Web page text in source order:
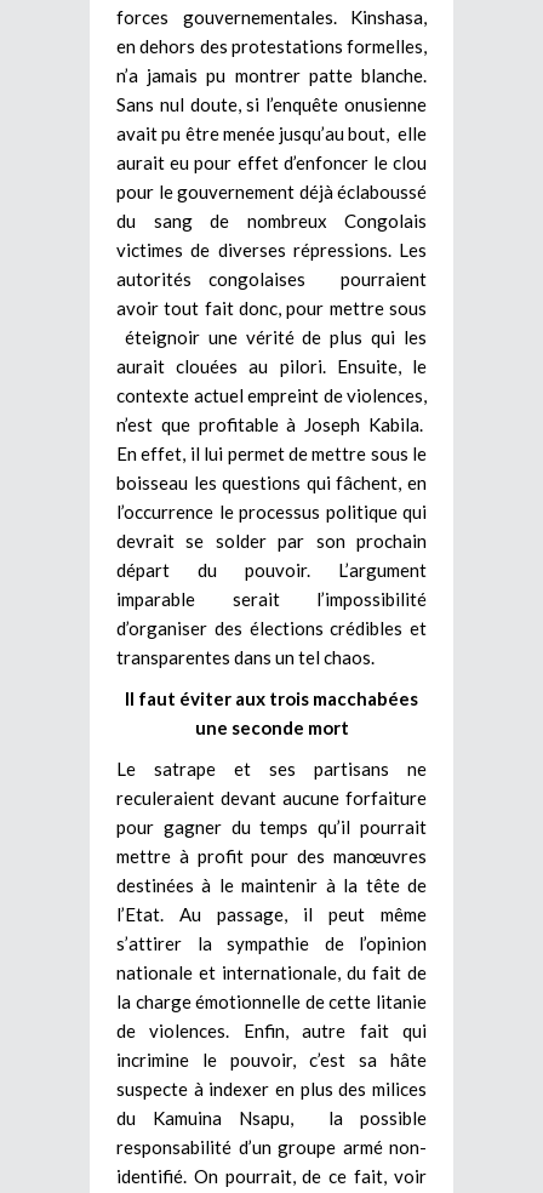
forces gouvernementales. Kinshasa,
en dehors des protestations formelles,
n’a jamais pu montrer patte blanche.
Sans nul doute, si l’enquête onusienne
avait pu être menée jusqu’au bout, elle
aurait eu pour effet d’enfoncer le clou
pour le gouvernement déjà éclaboussé
du sang de nombreux Congolais
victimes de diverses répressions. Les
autorités congolaises pourraient
avoir tout fait donc, pour mettre sous
éteignoir une vérité de plus qui les
aurait clouées au pilori. Ensuite, le
contexte actuel empreint de violences,
n’est que profitable à Joseph Kabila.
En effet, il lui permet de mettre sous le
boisseau les questions qui fâchent, en
l’occurrence le processus politique qui
devrait se solder par son prochain
départ du pouvoir. L’argument
imparable serait l’impossibilité
d’organiser des élections crédibles et
transparentes dans un tel chaos.
Il faut éviter aux trois macchabées
une seconde mort
Le satrape et ses partisans ne
reculeraient devant aucune forfaiture
pour gagner du temps qu’il pourrait
mettre à profit pour des manœuvres
destinées à le maintenir à la tête de
l’Etat. Au passage, il peut même
s’attirer la sympathie de l’opinion
nationale et internationale, du fait de
la charge émotionnelle de cette litanie
de violences. Enfin, autre fait qui
incrimine le pouvoir, c’est sa hâte
suspecte à indexer en plus des milices
du Kamuina Nsapu, la possible
responsabilité d’un groupe armé non-
identifié. On pourrait, de ce fait, voir